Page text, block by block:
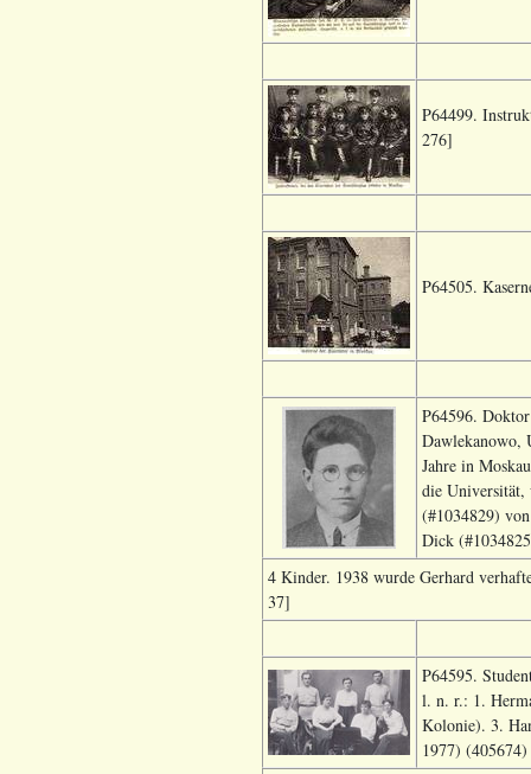
P64499.
276]
P64505.
P64596.
Dawlekanowo,
Jahre in
die Universität,
(#1034829)
Dick
4 Kinder. 1938 wurde Gerhard
37]
P64595.
l. n. r.: 1.
Kolonie). 3.
1977)